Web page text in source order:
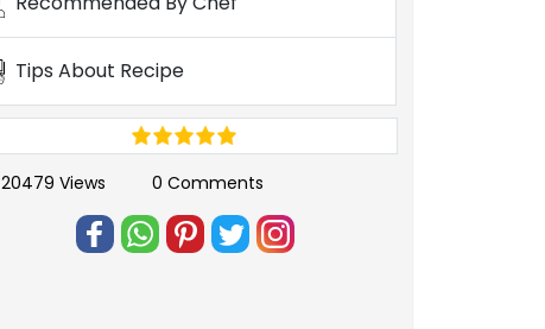
Tips About Recipe
20479 Views 0 Comments